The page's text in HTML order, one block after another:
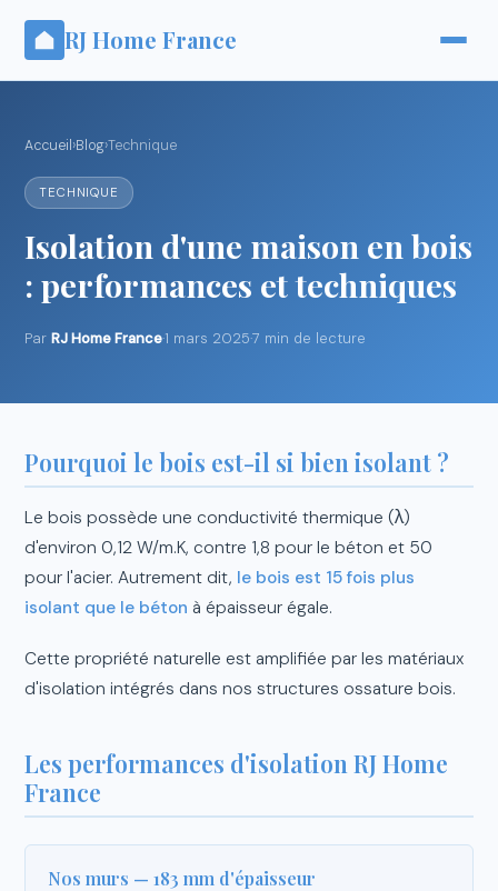
RJ Home France
Accueil ›Blog›Technique
TECHNIQUE
Isolation d'une maison en bois
: performances et techniques
ParRJ Home France·1 mars 2025·7 min de lecture
Pourquoi le bois est-il si bien isolant ?
Le bois possède une conductivité thermique (λ)
d'environ 0,12 W/m.K, contre 1,8 pour le béton et 50
pour l'acier. Autrement dit, le bois est 15 fois plus
isolant que le béton à épaisseur égale.
Cette propriété naturelle est amplifiée par les matériaux
d'isolation intégrés dans nos structures ossature bois.
Les performances d'isolation RJ Home
France
Nos murs — 183 mm d'épaisseur